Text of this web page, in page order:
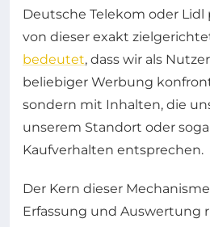
Deutsche Telekom oder
von dieser exakt
bedeutet, dass wir als
beliebiger Werbung
sondern mit Inhalten, die
unserem Standort oder
Kaufverhalten entsprechen.
Der Kern dieser
Erfassung und Auswertung